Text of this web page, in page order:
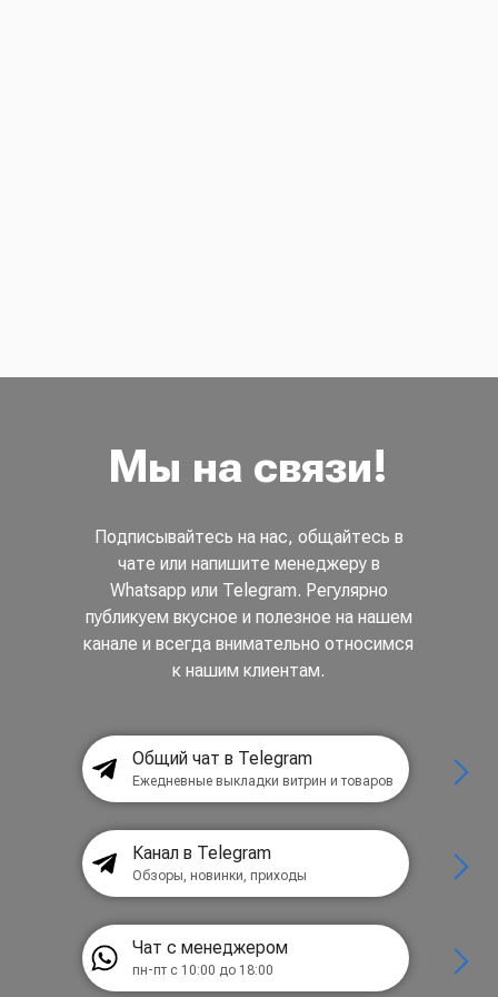
Мы на связи!
Подписывайтесь на нас, общайтесь в
чате или напишите менеджеру в
Whatsapp или Telegram. Регулярно
публикуем вкусное и полезное на нашем
канале и всегда внимательно относимся
к нашим клиентам.
Общий чат в Telegram
Ежедневные выкладки витрин и товаров
Канал в Telegram
Обзоры, новинки, приходы
Чат с менеджером
пн-пт с 10:00 до 18:00